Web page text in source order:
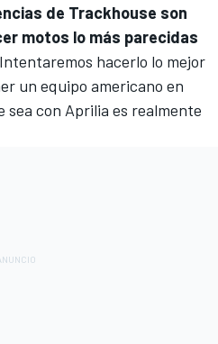
de Trackhouse son
motos lo más parecidas
hacerlo lo mejor
un equipo americano en
sea con Aprilia es realmente